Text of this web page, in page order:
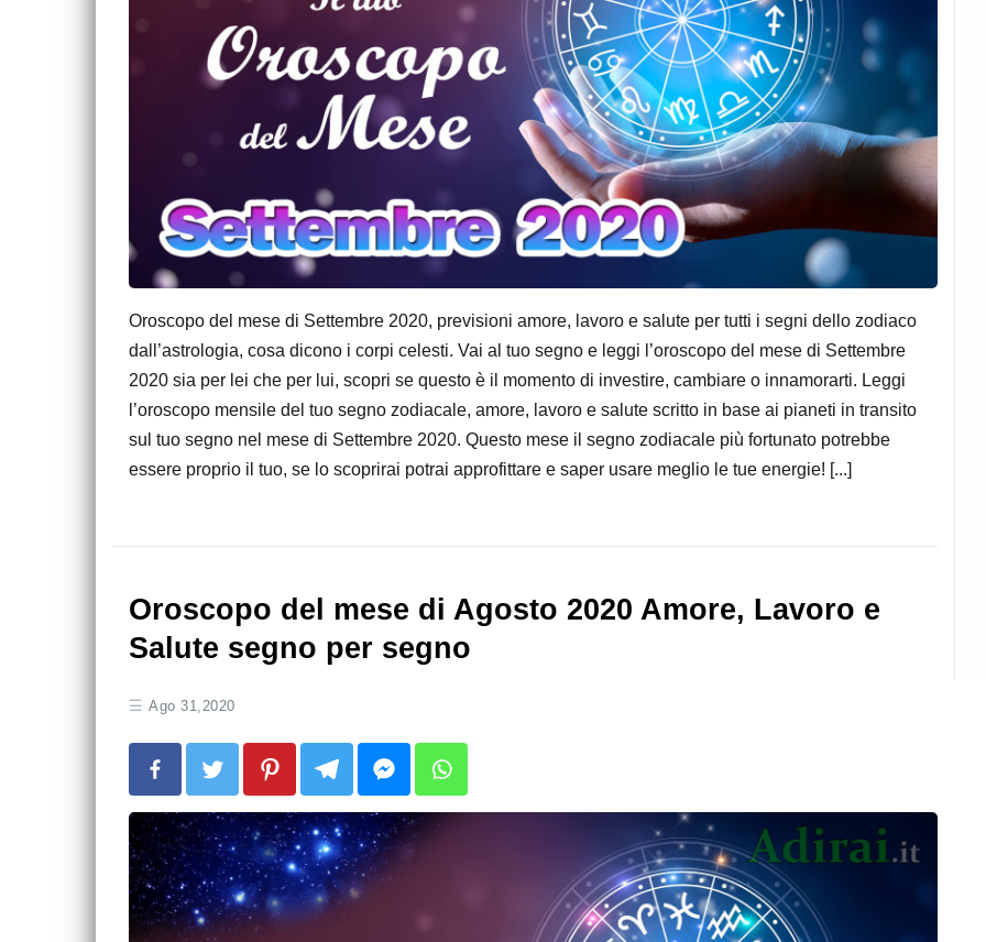
Oroscopo del mese di Settembre 2020, previsioni amore, lavoro e salute per tutti i segni dello zodiaco
dall’astrologia, cosa dicono i corpi celesti. Vai al tuo segno e leggi l’oroscopo del mese di Settembre
2020 sia per lei che per lui, scopri se questo è il momento di investire, cambiare o innamorarti. Leggi
l’oroscopo mensile del tuo segno zodiacale, amore, lavoro e salute scritto in base ai pianeti in transito
sul tuo segno nel mese di Settembre 2020. Questo mese il segno zodiacale più fortunato potrebbe
essere proprio il tuo, se lo scoprirai potrai approfittare e saper usare meglio le tue energie! [...]
Oroscopo del mese di Agosto 2020 Amore, Lavoro e
Salute segno per segno
Ago 31,2020